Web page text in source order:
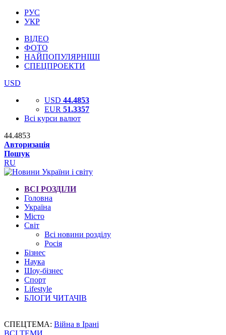
РУС
УКР
ВІДЕО
ФОТО
НАЙПОПУЛЯРНІШІ
СПЕЦПРОЕКТИ
USD
USD 44.4853
EUR 51.3357
Всі курси валют
44.4853
Авторизація
Пошук
RU
ВСІ РОЗДІЛИ
Головна
Україна
Місто
Світ
Всі новини розділу
Росія
Бізнес
Наука
Шоу-бізнес
Спорт
Lifestyle
БЛОГИ ЧИТАЧІВ
СПЕЦТЕМА: Війна в Ірані
ВСІ ТЕМИ